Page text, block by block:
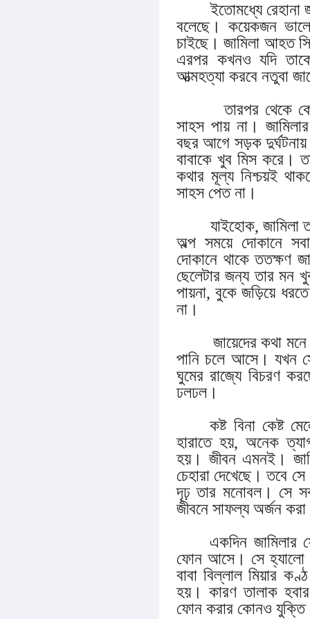
ইতোমধ্যে রেহানা
বলেছে। কয়েকজন
চাইছে। জামিলা আহত
এরপর কখনও যদি
আত্মহত্যা করবে নতুবা
তারপর থেকে কেউ
সাহস পায় না।
বছর আগে সড়ক দুর্ঘটনায়
বাবাকে খুব মিস করে।
কথার মূল্য নিশ্চয়ই
সাহস পেত না।
যাইহোক, জামিলা তার
অল্প সময়ে দোকানে
দোকানে থাকে ততক্ষণ
ছেলেটার জন্য তার মন
পায়না, বুকে জড়িয়ে
না।
জায়েদের কথা মনে
পানি চলে আসে। যখন
ঘুমের রাজ্যে বিচরণ
ঢলঢল।
কষ্ট বিনা কেষ্ট
হারাতে হয়, অনেক
হয়। জীবন এমনই।
চেহারা দেখেছে। তবে
দৃঢ় তার মনোবল। সে
জীবনে সাফল্য অর্জন করা
একদিন জামিলার
ফোন আসে। সে হ্যালো
বাবা বিল্লাল মিয়ার
হয়। কারণ তালাক
ফোন করার কোনও যুক্তি